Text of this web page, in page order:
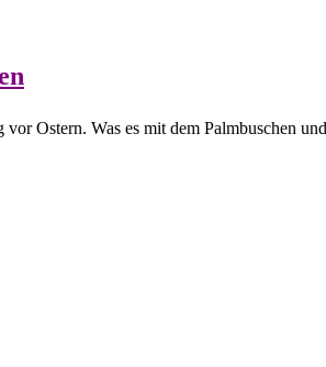
Ostern. Was es mit dem Palmbuschen